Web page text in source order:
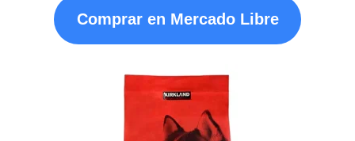
Comprar en Mercado Libre